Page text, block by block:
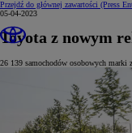
Przejdź do głównej zawartości (Press
05-04-2023
Toyota z nowym
26 139 samochodów osobowych marki